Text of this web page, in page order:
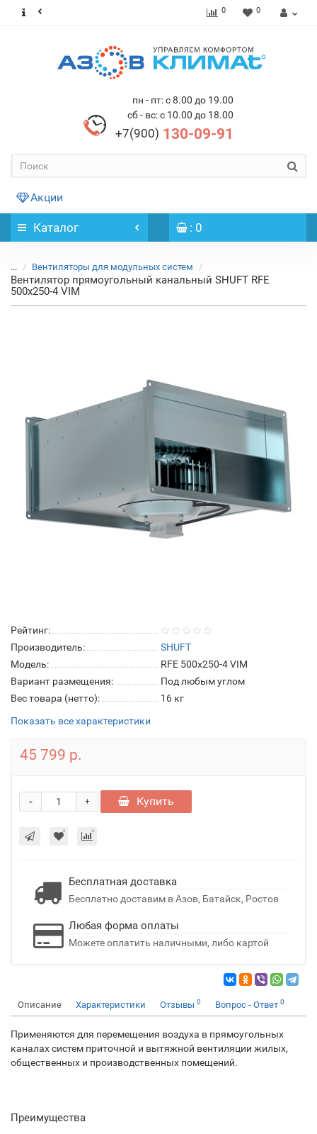
0 0
пн - пт: с 8.00 до 19.00
сб - вс: с 10.00 до 18.00
+7(900) 130-09-91
Акции
Каталог : 0
... Вентиляторы для модульных систем
Вентилятор прямоугольный канальный SHUFT RFE
500х250-4 VIM
Рейтинг:
Производитель:
SHUFT
Модель:
RFE 500х250-4 VIM
Вариант размещения:
Под любым углом
Вес товара (нетто):
16 кг
Показать все характеристики
45 799 р.
+
- Купить
Бесплатная доставка
Бесплатно доставим в Азов, Батайск, Ростов
Любая форма оплаты
Можете оплатить наличными, либо картой
Описание Характеристики Отзывы 0 Вопрос - Ответ 0
Применяются для перемещения воздуха в прямоугольных
каналах систем приточной и вытяжной вентиляции жилых,
общественных и производственных помещений.
Преимущества